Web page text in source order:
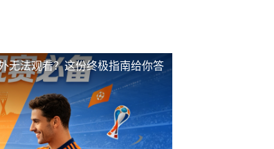
无法观看？这份终极指南给你答